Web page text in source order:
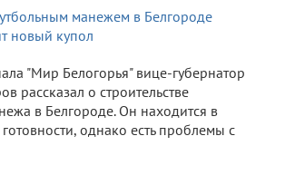
"Мир Белогорья" вице-губернатор
рассказал о строительстве
в Белгороде. Он находится в
однако есть проблемы с